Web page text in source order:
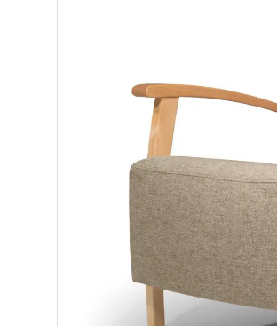
Pöydät ja tuolit
Työpöydät ja työtuolit
Ulkokalusteet